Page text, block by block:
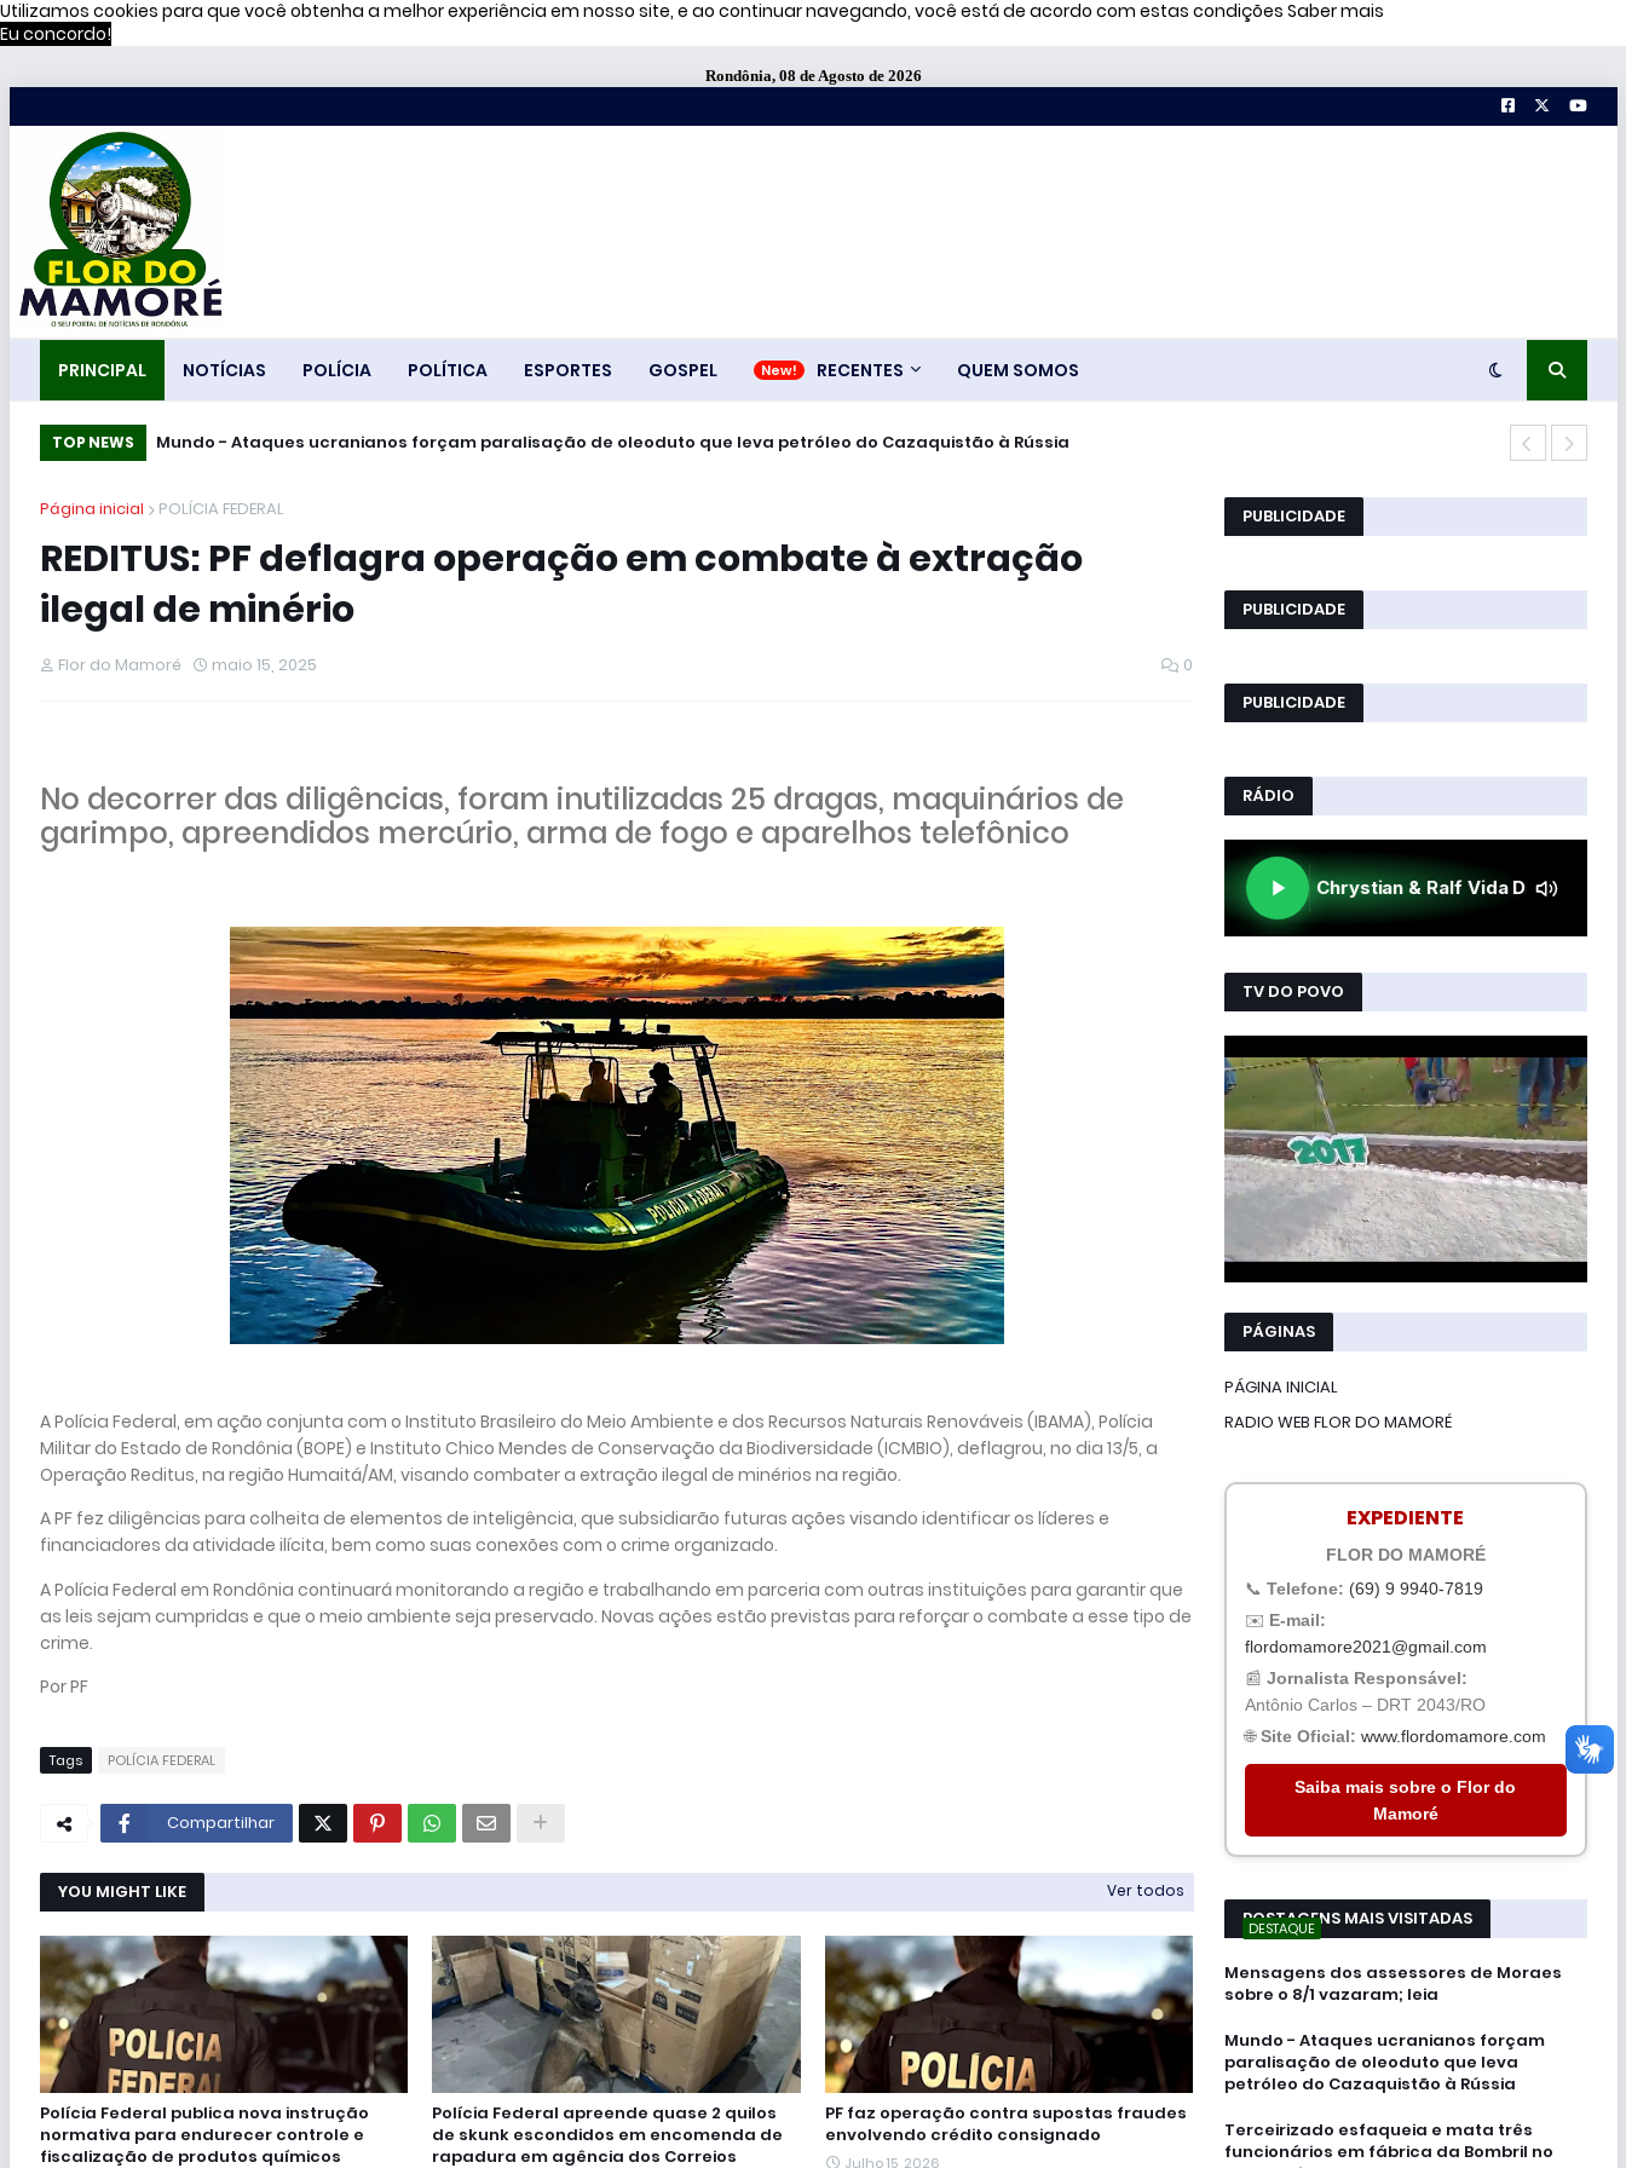
Utilizamos cookies para que você obtenha a melhor experiência em nosso site, e ao continuar navegando, você está de acordo com estas condições Saber mais
Eu concordo!
Rondônia, 08 de Agosto de 2026
PRINCIPAL NOTÍCIAS POLÍCIA POLÍTICA ESPORTES GOSPEL RECENTES QUEM SOMOS
TOP NEWS Mundo - Ataques ucranianos forçam paralisação de oleoduto que leva petróleo do Cazaquistão à Rússia
Terceirizado esfaqueia e mata três funcionários em fábrica da Bombril no ABC Paulista
Página inicial POLÍCIA FEDERAL
REDITUS: PF deflagra operação em combate à extração
ilegal de minério
Flor do Mamoré maio 15, 2025 0
No decorrer das diligências, foram inutilizadas 25 dragas, maquinários de
garimpo, apreendidos mercúrio, arma de fogo e aparelhos telefônico
A Polícia Federal, em ação conjunta com o Instituto Brasileiro do Meio Ambiente e dos Recursos Naturais Renováveis (IBAMA), Polícia
Militar do Estado de Rondônia (BOPE) e Instituto Chico Mendes de Conservação da Biodiversidade (ICMBIO), deflagrou, no dia 13/5, a
Operação Reditus, na região Humaitá/AM, visando combater a extração ilegal de minérios na região.
A PF fez diligências para colheita de elementos de inteligência, que subsidiarão futuras ações visando identificar os líderes e
financiadores da atividade ilícita, bem como suas conexões com o crime organizado.
A Polícia Federal em Rondônia continuará monitorando a região e trabalhando em parceria com outras instituições para garantir que
as leis sejam cumpridas e que o meio ambiente seja preservado. Novas ações estão previstas para reforçar o combate a esse tipo de
crime.
Por PF
Tags POLÍCIA FEDERAL
Compartilhar
YOU MIGHT LIKE Ver todos
Polícia Federal publica nova instrução
normativa para endurecer controle e
fiscalização de produtos químicos
Polícia Federal apreende quase 2 quilos
de skunk escondidos em encomenda de
rapadura em agência dos Correios
PF faz operação contra supostas fraudes
envolvendo crédito consignado
Julho 15, 2026
PUBLICIDADE
PUBLICIDADE
PUBLICIDADE
RÁDIO
TV DO POVO
PÁGINAS
PÁGINA INICIAL
RADIO WEB FLOR DO MAMORÉ
EXPEDIENTE
FLOR DO MAMORÉ
📞 Telefone: (69) 9 9940-7819
✉️ E-mail:
flordomamore2021@gmail.com
📰 Jornalista Responsável:
Antônio Carlos – DRT 2043/RO
🌐Site Oficial: www.flordomamore.com
Saiba mais sobre o Flor do
Mamoré
POSTAGENS MAIS VISITADAS
DESTAQUE
Mensagens dos assessores de Moraes
sobre o 8/1 vazaram; leia
Mundo - Ataques ucranianos forçam
paralisação de oleoduto que leva
petróleo do Cazaquistão à Rússia
Terceirizado esfaqueia e mata três
funcionários em fábrica da Bombril no